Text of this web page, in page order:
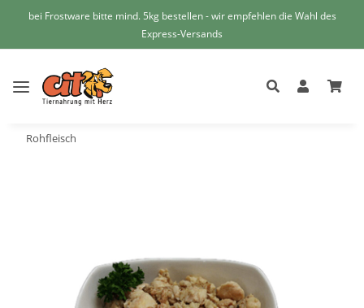
bei Frostware bitte mind. 5kg bestellen - wir empfehlen die Wahl des
Express-Versands
Rohfleisch